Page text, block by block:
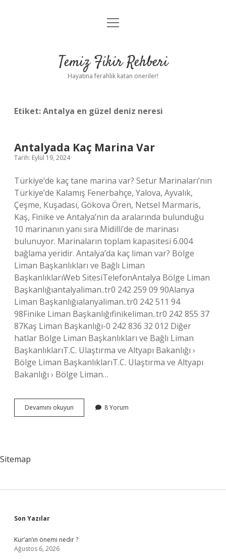
Anasayfa
Yasal Uyarı
menüyü
Temiz Fikir Rehberi
Hayatına ferahlık katan öneriler!
Etiket:Antalya en güzel deniz neresi
Antalyada Kaç Marina Var
Tarih: Eylül 19, 2024
Türkiye’de kaç tane marina var? Setur Marinaları’nın
Türkiye’de Kalamış Fenerbahçe, Yalova, Ayvalık,
Çeşme, Kuşadası, Gökova Ören, Netsel Marmaris,
Kaş, Finike ve Antalya’nın da aralarında bulunduğu
10 marinanın yanı sıra Midilli’de de marinası
bulunuyor. Marinaların toplam kapasitesi 6.004
bağlama yeridir. Antalya’da kaç liman var? Bölge
Liman Başkanlıkları ve Bağlı Liman
BaşkanlıklarıWeb SitesiTelefonAntalya Bölge Liman
Başkanlığıantalyaliman..tr0 242 259 09 90Alanya
Liman Başkanlığıalanyaliman..tr0 242 511 94
98Finike Liman Başkanlığıfinikeliman..tr0 242 855 37
87Kaş Liman Başkanlığı-0 242 836 32 012 Diğer
hatlar Bölge Liman Başkanlıkları ve Bağlı Liman
BaşkanlıklarıT.C. Ulaştırma ve Altyapı Bakanlığı ›
Bölge Liman BaşkanlıklarıT.C. Ulaştırma ve Altyapı
Bakanlığı › Bölge Liman…
Devamını okuyun Antalyada
Kaç
8 Yorum
Sitemap
Sidebar
Son Yazılar
Kur’an’ın önemi nedir ?
Ağustos 6, 2026